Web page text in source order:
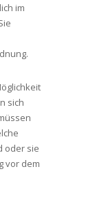
im
sich
oder sie
vor dem